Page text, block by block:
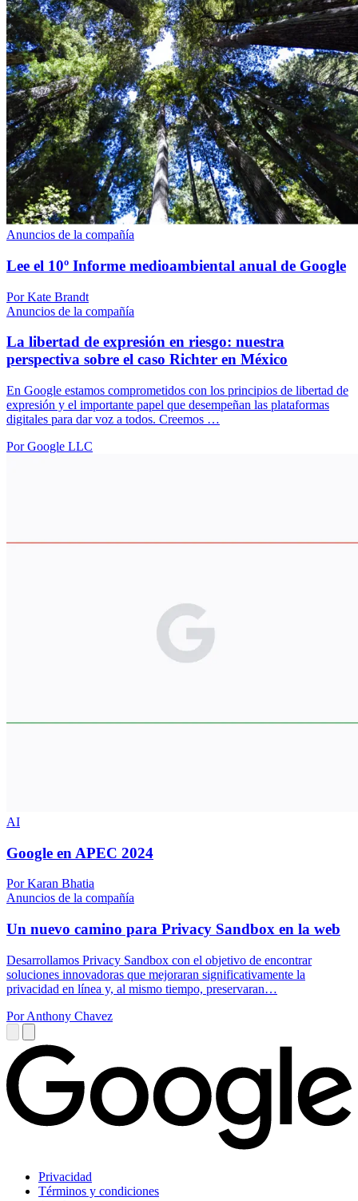
Anuncios de la compañía
Lee el 10º Informe medioambiental anual de Google
Por Kate Brandt
Anuncios de la compañía
La libertad de expresión en riesgo: nuestra
perspectiva sobre el caso Richter en México
En Google estamos comprometidos con los principios de libertad de
expresión y el importante papel que desempeñan las plataformas
digitales para dar voz a todos. Creemos …
Por Google LLC
AI
Google en APEC 2024
Por Karan Bhatia
Anuncios de la compañía
Un nuevo camino para Privacy Sandbox en la web
Desarrollamos Privacy Sandbox con el objetivo de encontrar
soluciones innovadoras que mejoraran significativamente la
privacidad en línea y, al mismo tiempo, preservaran…
Por Anthony Chavez
Privacidad
Términos y condiciones